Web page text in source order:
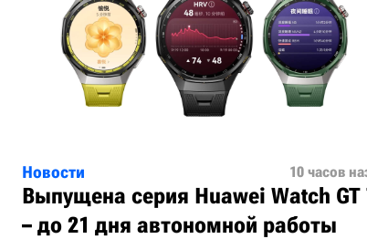
Новости 10 часов
Выпущена серия Huawei Watch GT
– до 21 дня автономной работы